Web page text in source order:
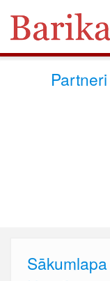
Partneri
Sākumlapa